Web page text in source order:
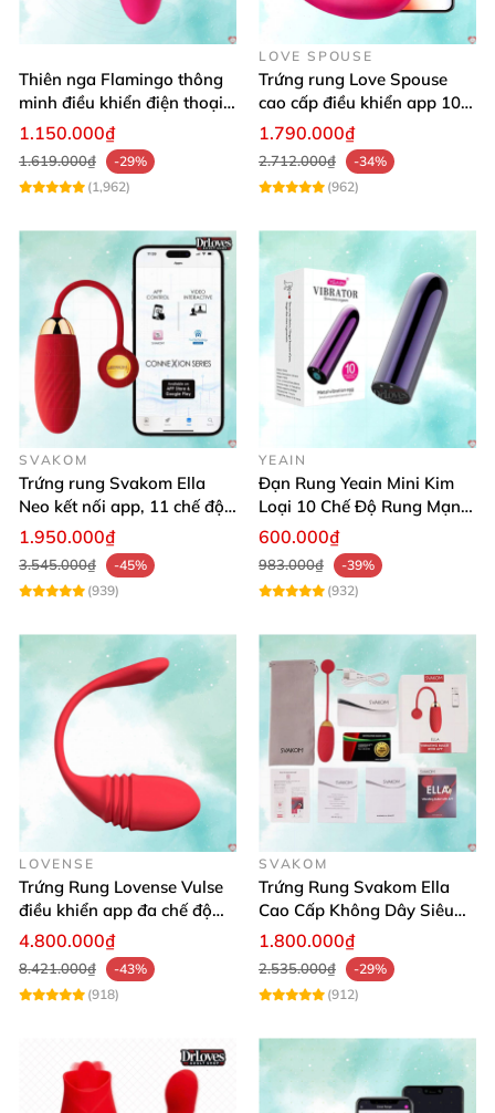
Thiên nga Flamingo thông
minh điều khiển điện thoại
tiện lợi
1.150.000₫
1.619.000₫
-29%
(1,962)
LOVE SPOUSE
Trứng rung Love Spouse
cao cấp điều khiển app 10
chế độ rung cực khoái toàn
1.790.000₫
2.712.000₫
-34%
(962)
SVAKOM
Trứng rung Svakom Ella
Neo kết nối app, 11 chế độ,
mát xa điểm G
1.950.000₫
3.545.000₫
-45%
(939)
YEAIN
Đạn Rung Yeain Mini Kim
Loại 10 Chế Độ Rung Mạnh
Kích Thích
600.000₫
983.000₫
-39%
(932)
LOVENSE
Trứng Rung Lovense Vulse
điều khiển app đa chế độ
rung thụt
4.800.000₫
8.421.000₫
-43%
(918)
SVAKOM
Trứng Rung Svakom Ella
Cao Cấp Không Dây Siêu
Hiện Đại Cho Nữ
1.800.000₫
2.535.000₫
-29%
(912)